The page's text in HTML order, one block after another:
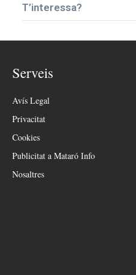
T’interessa?
Serveis
Avís Legal
Privacitat
Cookies
Publicitat a Mataró Info
Nosaltres